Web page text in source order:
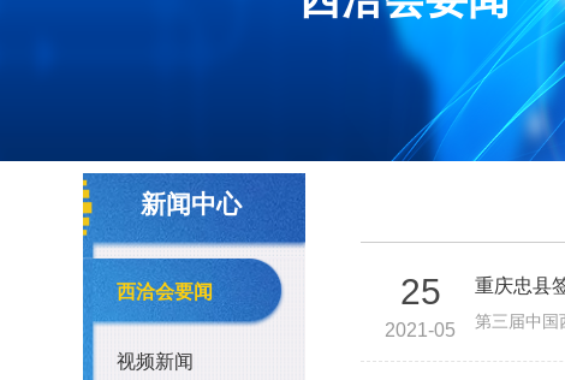
日程安排 图片新闻
展商动态
媒体视界
新闻中心
西洽会要闻
视频新闻
25
2021-05
重庆忠县